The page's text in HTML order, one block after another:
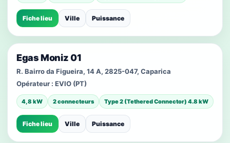
Fiche lieu Ville Puissance
Egas Moniz 01
R. Bairro da Figueira, 14 A, 2825-047, Caparica
Opérateur : EVIO (PT)
4,8 kW 2 connecteurs Type 2 (Tethered Connector) 4.8 kW
Fiche lieu Ville Puissance